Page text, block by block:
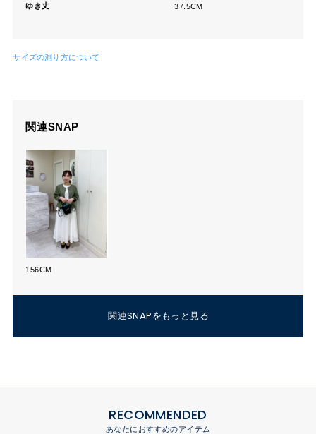
ゆき丈 37.5CM
サイズの測り方について
関連SNAP
156CM
関連SNAPをもっと見る
RECOMMENDED
あなたにおすすめのアイテム